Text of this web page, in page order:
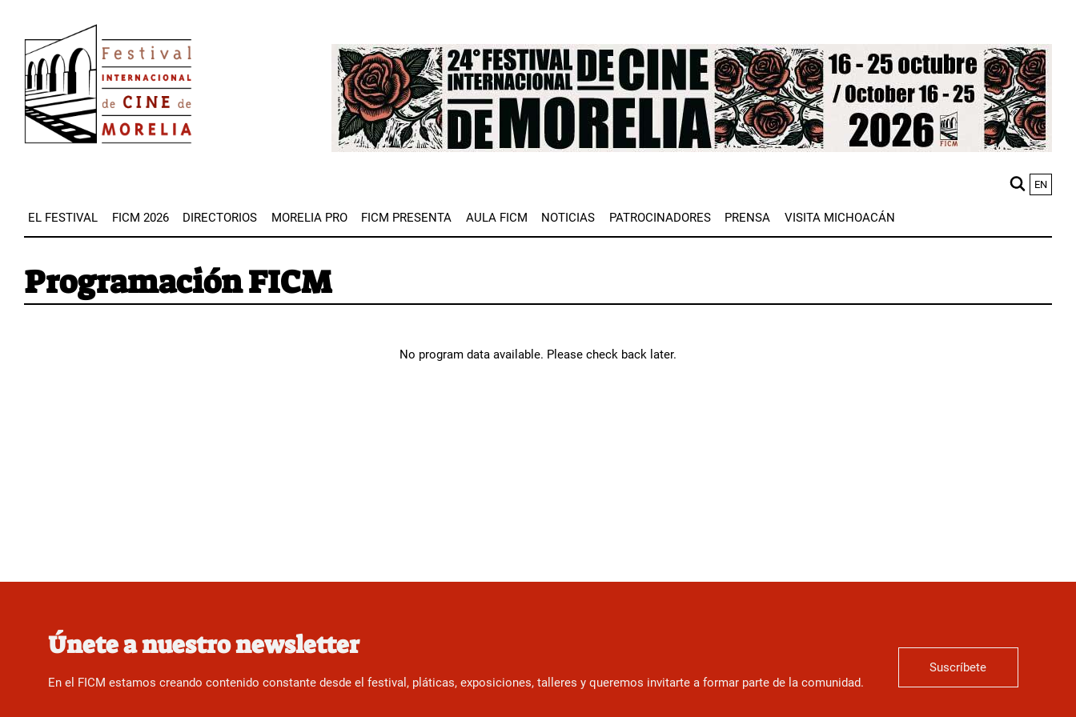
contenido
principal
Image
EN
EL FESTIVAL FICM 2026 DIRECTORIOS MORELIA PRO FICM PRESENTA AULA FICM NOTICIAS PATROCINADORES PRENSA VISITA MICHOACÁN
Programación FICM
No program data available. Please check back later.
Únete a nuestro newsletter
En el FICM estamos creando contenido constante desde el festival, pláticas, exposiciones, talleres y queremos invitarte a formar parte de la comunidad.
Suscríbete